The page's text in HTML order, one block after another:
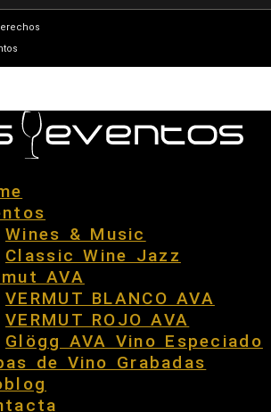
Wines & Music
Classic Wine Jazz
AVA
VERMUT BLANCO AVA
VERMUT ROJO AVA
Glögg AVA Vino Especiado
de Vino Grabadas